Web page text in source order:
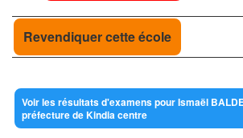
Revendiquer cette école
Voir les résultats d'examens pour Ismaël
préfecture de Kindia centre